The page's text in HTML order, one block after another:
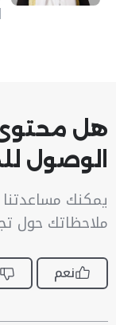
هل
الوصول
يمكنك
ملاحظاتك حول
نعم